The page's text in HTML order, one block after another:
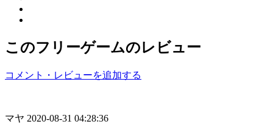
このフリーゲームのレビュー
コメント・レビューを追加する
マヤ 2020-08-31 04:28:36